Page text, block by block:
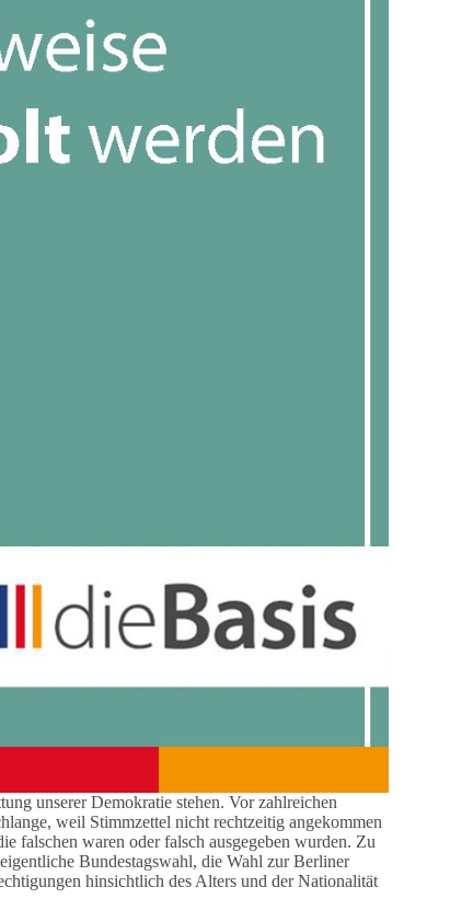
unserer Demokratie stehen. Vor zahlreichen
weil Stimmzettel nicht rechtzeitig angekommen
falschen waren oder falsch ausgegeben wurden. Zu
Bundestagswahl, die Wahl zur Berliner
hinsichtlich des Alters und der Nationalität